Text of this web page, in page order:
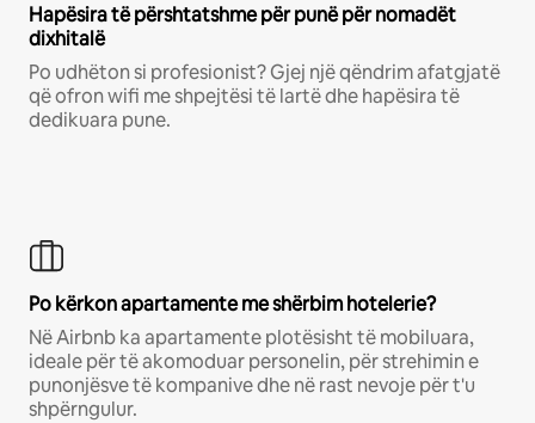
Hapësira të përshtatshme për punë për nomadët
dixhitalë
Po udhëton si profesionist? Gjej një qëndrim afatgjatë
që ofron wifi me shpejtësi të lartë dhe hapësira të
dedikuara pune.
Po kërkon apartamente me shërbim hotelerie?
Në Airbnb ka apartamente plotësisht të mobiluara,
ideale për të akomoduar personelin, për strehimin e
punonjësve të kompanive dhe në rast nevoje për t'u
shpërngulur.